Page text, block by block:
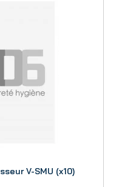
V-SMU (x10)